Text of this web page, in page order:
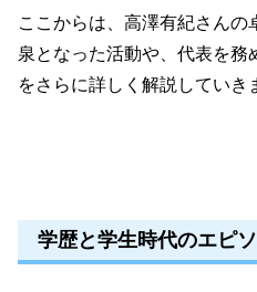
ここからは、高澤有紀さん
泉となった活動や、代表を
をさらに詳しく解説していき
学歴と学生時代のエピ